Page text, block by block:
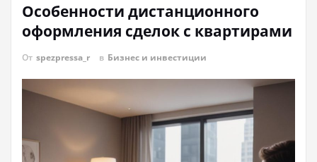
Особенности дистанционного
оформления сделок с квартирами
От spezpressa_r в Бизнес и инвестиции